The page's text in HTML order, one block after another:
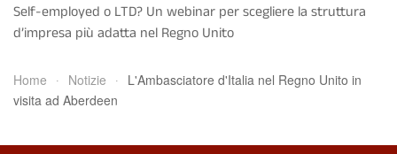
Self-employed o LTD? Un webinar per scegliere la struttura
d’impresa più adatta nel Regno Unito
Home Notizie
L'Ambasciatore d'Italia nel Regno Unito in
visita ad Aberdeen